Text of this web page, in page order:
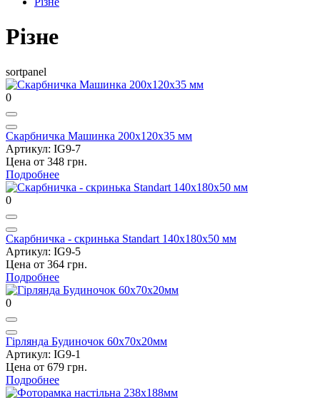
Різне
sortpanel
0
Скарбничка Машинка 200х120х35 мм
Артикул: IG9-7
Цена от 348 грн.
Подробнее
0
Скарбничка - скринька Standart 140х180х50 мм
Артикул: IG9-5
Цена от 364 грн.
Подробнее
0
Гірлянда Будиночок 60х70х20мм
Артикул: IG9-1
Цена от 679 грн.
Подробнее